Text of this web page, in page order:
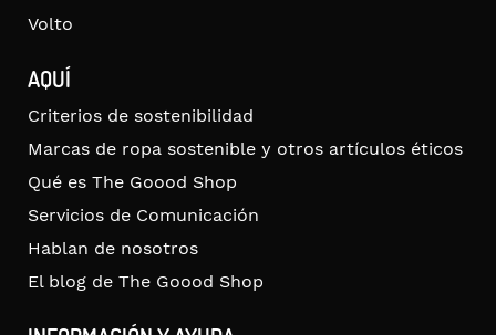
Volto
AQUÍ
Criterios de sostenibilidad
Marcas de ropa sostenible y otros artículos éticos
Qué es The Goood Shop
Servicios de Comunicación
Hablan de nosotros
El blog de The Goood Shop